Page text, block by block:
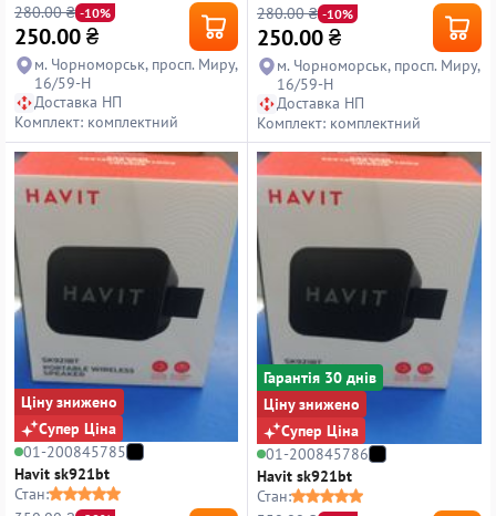
280.00 ₴ -10%
250.00₴
м. Чорноморськ, просп. Миру,
16/59-Н
Доставка НП
Комплект: комплектний
280.00 ₴ -10%
250.00₴
м. Чорноморськ, просп. Миру,
16/59-Н
Доставка НП
Комплект: комплектний
Ціну знижено
Супер Ціна
01-200845785
Havit sk921bt
Стан:
Гарантiя 30 днiв
Ціну знижено
Супер Ціна
01-200845786
Havit sk921bt
Стан: